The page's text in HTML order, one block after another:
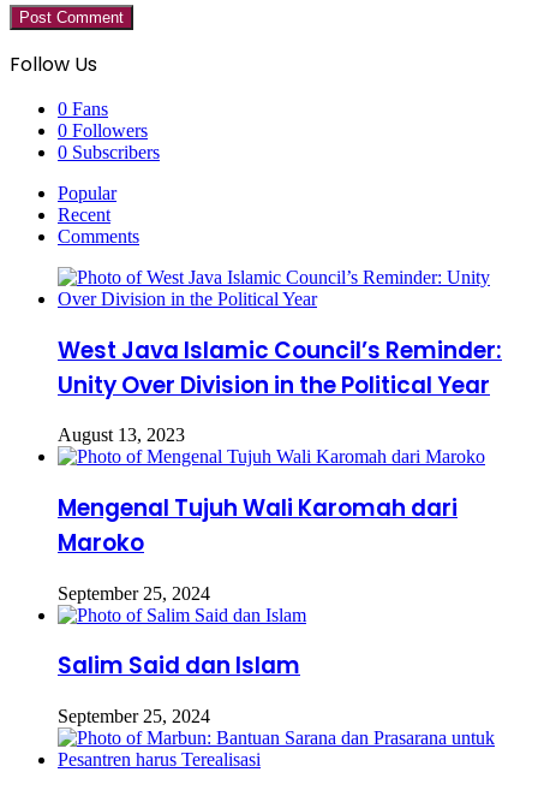
Follow Us
0 Fans
0 Followers
0 Subscribers
Popular
Recent
Comments
West Java Islamic Council’s Reminder:
Unity Over Division in the Political Year
August 13, 2023
Mengenal Tujuh Wali Karomah dari
Maroko
September 25, 2024
Salim Said dan Islam
September 25, 2024